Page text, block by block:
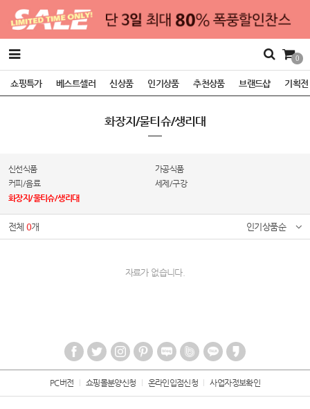
0
쇼핑특가 베스트셀러 신상품 인기상품 추천상품 브랜드샵 기획전
화장지/물티슈/생리대
신선식품
가공식품
커피/음료
세제/구강
화장지/물티슈/생리대
전체0개 인기상품순
자료가 없습니다.
PC버전 쇼핑몰분양신청 온라인입점신청 사업자정보확인